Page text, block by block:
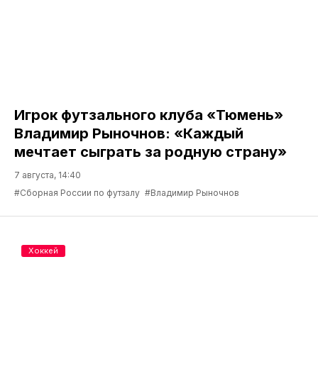
Игрок футзального клуба «Тюмень»
Владимир Рыночнов: «Каждый
мечтает сыграть за родную страну»
7 августа, 14:40
#Сборная России по футзалу #Владимир Рыночнов
Хоккей